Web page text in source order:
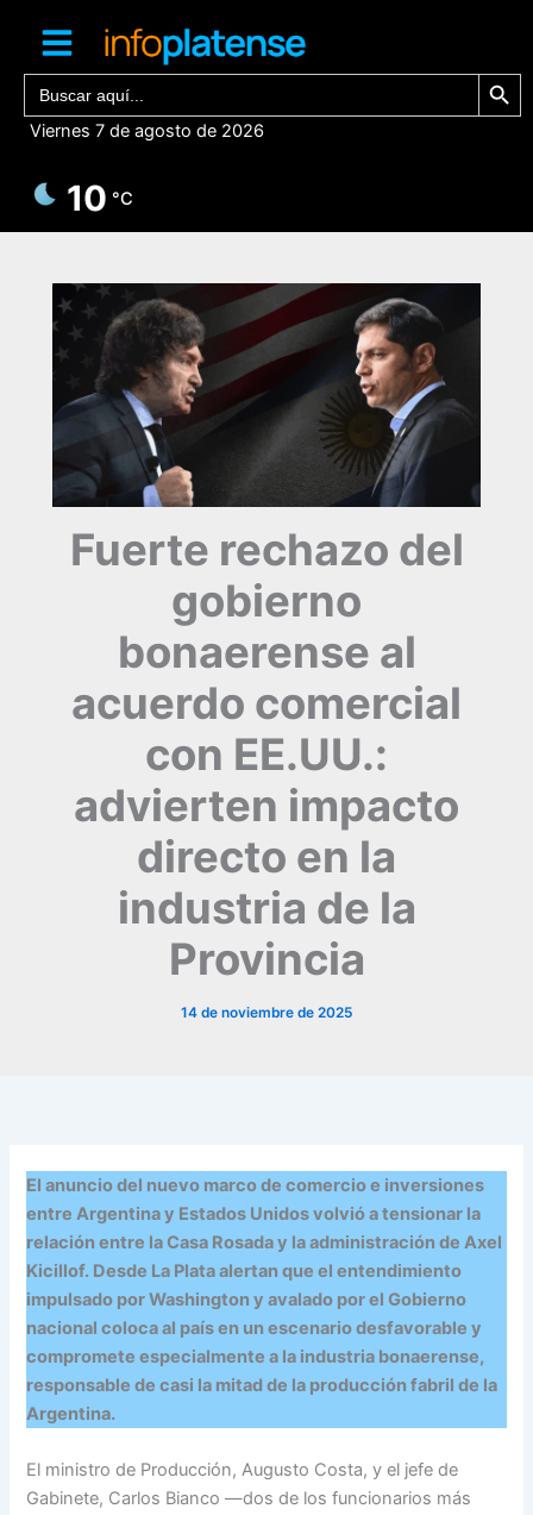
contenido
Buscar: Botón de
Viernes 7 de agosto de 2026
10 °C
Fuerte rechazo del
gobierno
bonaerense al
acuerdo comercial
con EE.UU.:
advierten impacto
directo en la
industria de la
Provincia
14 de noviembre de 2025
El anuncio del nuevo marco de comercio e inversiones
entre Argentina y Estados Unidos volvió a tensionar la
relación entre la Casa Rosada y la administración de Axel
Kicillof. Desde La Plata alertan que el entendimiento
impulsado por Washington y avalado por el Gobierno
nacional coloca al país en un escenario desfavorable y
compromete especialmente a la industria bonaerense,
responsable de casi la mitad de la producción fabril de la
Argentina.
El ministro de Producción, Augusto Costa, y el jefe de
Gabinete, Carlos Bianco —dos de los funcionarios más